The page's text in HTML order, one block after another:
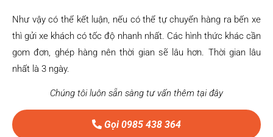
Như vậy có thể kết luận, nếu có thể tự chuyển hàng ra bến xe
thì gửi xe khách có tốc độ nhanh nhất. Các hình thức khác cần
gom đơn, ghép hàng nên thời gian sẽ lâu hơn. Thời gian lâu
nhất là 3 ngày.
Chúng tôi luôn sẵn sàng tư vấn thêm tại đây
Gọi 0985 438 364